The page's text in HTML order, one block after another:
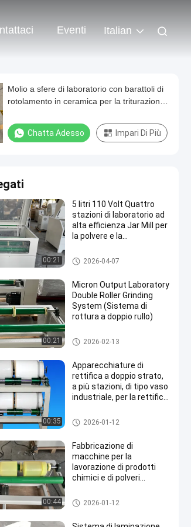
Eventi Italian
Molio a sfere di laboratorio con barattoli di
rotolamento in ceramica per la triturazione
Chatta Adesso Impari Di Più
00:21
5 litri 110 Volt Quattro
stazioni di laboratorio ad
alta efficienza Jar Mill per
la polvere e la
Mulino di sfera di controllo
2026-04-07
00:21
Micron Output Laboratory
Double Roller Grinding
System (Sistema di
rottura a doppio rullo)
Mulino di sfera di controllo
2026-02-13
00:35
Apparecchiature di
rettifica a doppio strato,
a più stazioni, di tipo vaso
industriale, per la rettifica
partite
Mulino di sfera di controllo
2026-01-12
00:44
Fabbricazione di
macchine per la
lavorazione di prodotti
chimici e di polveri
Mulino di sfera di controllo
2026-01-12